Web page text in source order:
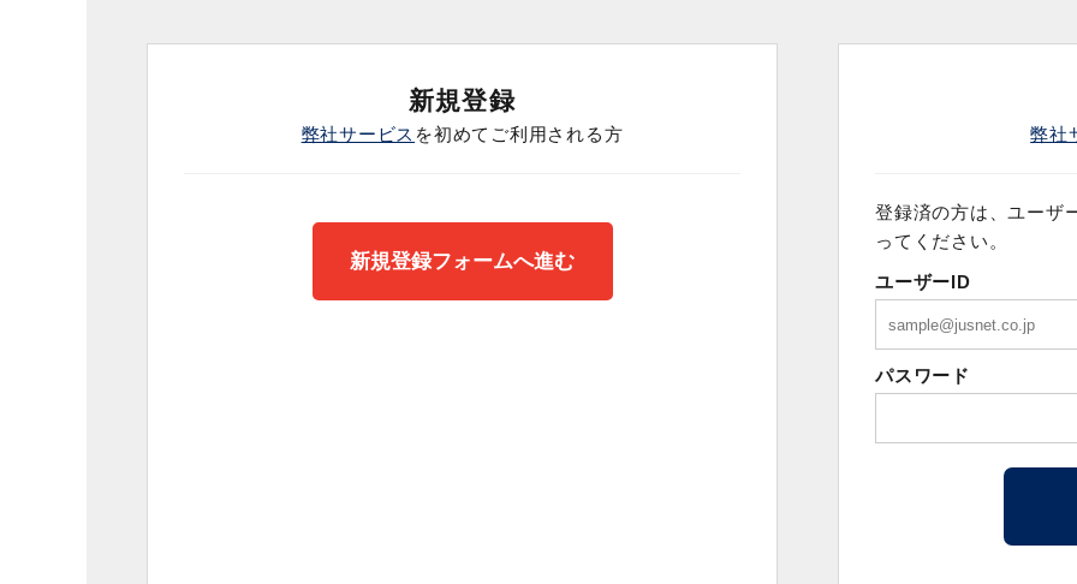
新規登録
弊社サービス を初めてご利用される方 弊社
登録済の方は、ユーザ
ってください。
ユーザーID
パスワード